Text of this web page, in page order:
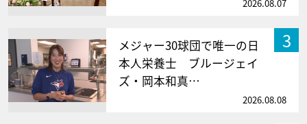
2026.08.07
3
メジャー30球団で唯一の日
本人栄養士 ブルージェイ
ズ・岡本和真…
2026.08.08